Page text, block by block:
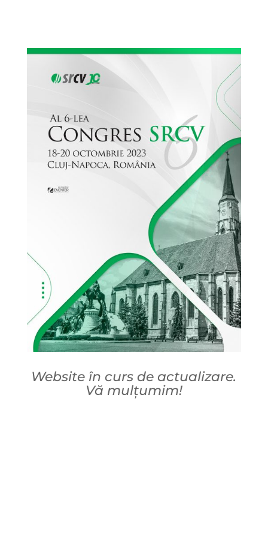
Website în curs de actualizare.
Vă mulțumim!